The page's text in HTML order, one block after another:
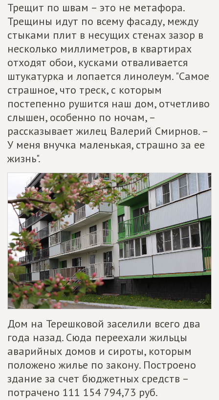
Трещит по швам – это не метафора.
Трещины идут по всему фасаду, между
стыками плит в несущих стенах зазор в
несколько миллиметров, в квартирах
отходят обои, кусками отваливается
штукатурка и лопается линолеум. "Самое
страшное, что треск, с которым
постепенно рушится наш дом, отчетливо
слышен, особенно по ночам, –
рассказывает жилец Валерий Смирнов. –
У меня внучка маленькая, страшно за ее
жизнь".
Дом на Терешковой заселили всего два
года назад. Сюда переехали жильцы
аварийных домов и сироты, которым
положено жилье по закону. Построено
здание за счет бюджетных средств –
потрачено 111 154 794,73 руб.